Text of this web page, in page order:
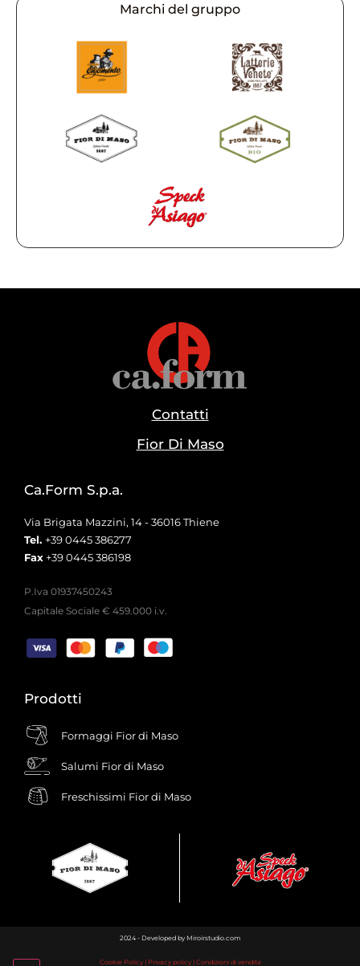
Marchi del gruppo
Contatti
Fior Di Maso
Ca.Form S.p.a.
Via Brigata Mazzini, 14 - 36016 Thiene
Tel. +39 0445 386277
Fax +39 0445 386198
P.Iva 01937450243
Capitale Sociale € 459.000 i.v.
Prodotti
Formaggi Fior di Maso
Salumi Fior di Maso
Freschissimi Fior di Maso
2024 - Developed by Miroirstudio.com
Cookie Policy| Privacy policy| Condizioni di vendita